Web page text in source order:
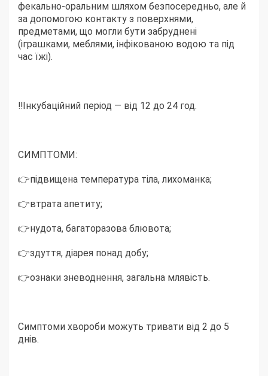
фекально-оральним шляхом безпосередньо, але й
за допомогою контакту з поверхнями,
предметами, що могли бути забруднені
(іграшками, меблями, інфікованою водою та під
час їжі).
‼️Інкубаційний період — від 12 до 24 год.
СИМПТОМИ:
👉підвищена температура тіла, лихоманка;
👉втрата апетиту;
👉нудота, багаторазова блювота;
👉здуття, діарея понад добу;
👉ознаки зневоднення, загальна млявість.
Симптоми хвороби можуть тривати від 2 до 5
днів.